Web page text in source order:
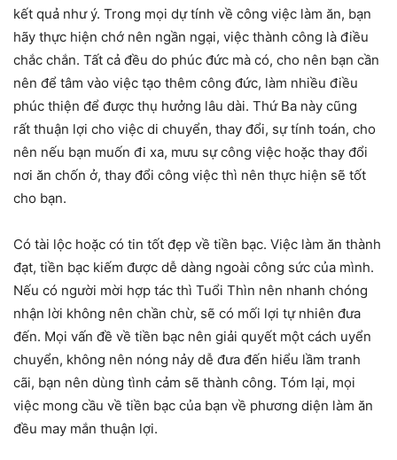
kết quả như ý. Trong mọi dự tính về công việc làm ăn, bạn
hãy thực hiện chớ nên ngần ngại, việc thành công là điều
chắc chắn. Tất cả đều do phúc đức mà có, cho nên bạn cần
nên để tâm vào việc tạo thêm công đức, làm nhiều điều
phúc thiện để được thụ hưởng lâu dài. Thứ Ba này cũng
rất thuận lợi cho việc di chuyển, thay đổi, sự tính toán, cho
nên nếu bạn muốn đi xa, mưu sự công việc hoặc thay đổi
nơi ăn chốn ở, thay đổi công việc thì nên thực hiện sẽ tốt
cho bạn.
Có tài lộc hoặc có tin tốt đẹp về tiền bạc. Việc làm ăn thành
đạt, tiền bạc kiếm được dễ dàng ngoài công sức của mình.
Nếu có người mời hợp tác thì Tuổi Thìn nên nhanh chóng
nhận lời không nên chần chừ, sẽ có mối lợi tự nhiên đưa
đến. Mọi vấn đề về tiền bạc nên giải quyết một cách uyển
chuyển, không nên nóng nảy dễ đưa đến hiểu lầm tranh
cãi, bạn nên dùng tình cảm sẽ thành công. Tóm lại, mọi
việc mong cầu về tiền bạc của bạn về phương diện làm ăn
đều may mắn thuận lợi.